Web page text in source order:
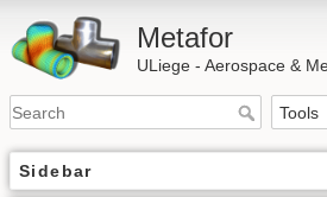
Metafor
ULiege - Aerospace &
Sidebar